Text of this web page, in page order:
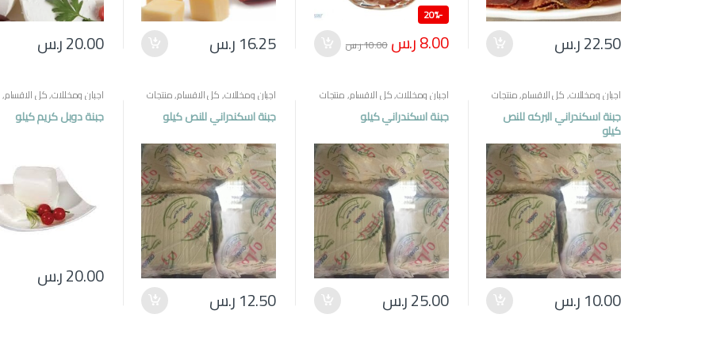
22.50ر.س
-
20%
8.00ر.س 10.00ر.س 16.25ر.س 20.00ر.س
اجبان ومخللات,كل الاقسام,منتجات
مصرية
جبنة اسكندراني البركه للنص
كيلو
10.00ر.س
اجبان ومخللات,كل الاقسام,منتجات
مصرية
جبنة اسكندراني كيلو
25.00ر.س
اجبان ومخللات,كل الاقسام,منتجات
مصرية
جبنة اسكندراني للنص كيلو
12.50ر.س
اجبان ومخللات,كل الاقسام,
مصرية
جبنة دوبل كريم كيلو
20.00ر.س